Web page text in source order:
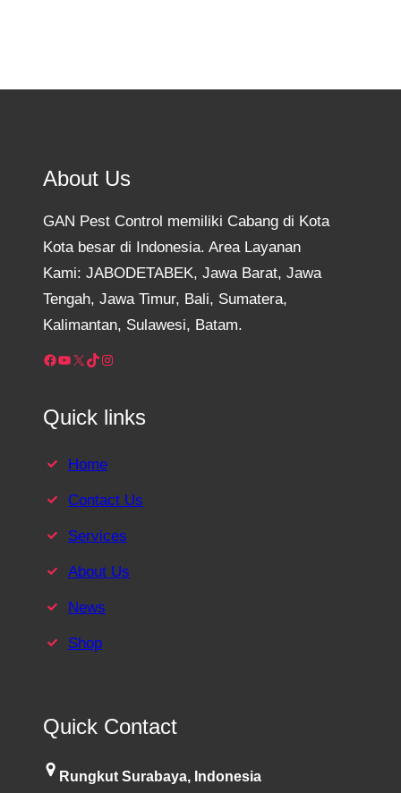
About Us
GAN Pest Control memiliki Cabang di Kota
Kota besar di Indonesia. Area Layanan
Kami: JABODETABEK, Jawa Barat, Jawa
Tengah, Jawa Timur, Bali, Sumatera,
Kalimantan, Sulawesi, Batam.
Facebook YouTube X TikTok Instagram
Quick links
Home
Contact Us
Services
About Us
News
Shop
Quick Contact
Rungkut Surabaya, Indonesia